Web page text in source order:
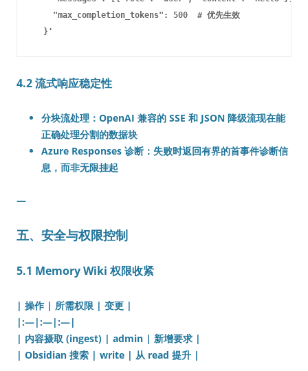
    "max_completion_tokens": 500  # 优先生效
4.2 流式响应稳定性
分块流处理 ：OpenAI 兼容的 SSE 和 JSON 降级流现在能
正确处理分割的数据块
Azure Responses 诊断 ：失败时返回有界的首事件诊断信
息，而非无限挂起
—
五、安全与权限控制
5.1 Memory Wiki 权限收紧
| 操作 | 所需权限 | 变更 |
|:—|:—|:—|
| 内容摄取 (ingest) | admin | 新增要求 |
| Obsidian 搜索 | write | 从 read 提升 |